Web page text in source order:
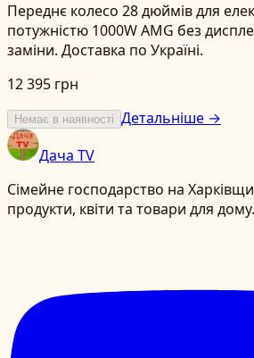
Переднє колесо 28 дюймів для
потужністю 1000W AMG без
заміни. Доставка по Україні.
12 395 грн
Немає в наявності Детальніше →
Дача TV
Сімейне господарство на
продукти, квіти та товари для дому.